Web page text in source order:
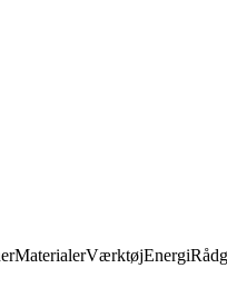
MaterialerVærktøjEnergi